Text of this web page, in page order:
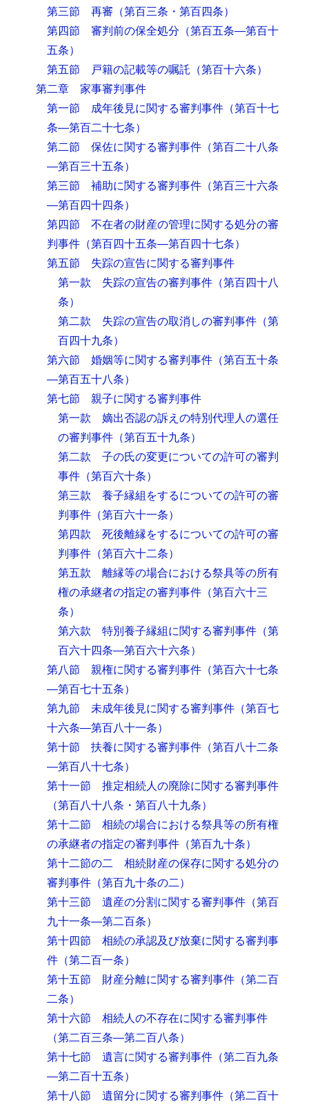
第三節 再審 （第百三条・第百四条）
第四節 審判前の保全処分 （第百五条―第百十
五条）
第五節 戸籍の記載等の嘱託 （第百十六条）
第二章 家事審判事件
第一節 成年後見に関する審判事件 （第百十七
条―第百二十七条）
第二節 保佐に関する審判事件 （第百二十八条
―第百三十五条）
第三節 補助に関する審判事件 （第百三十六条
―第百四十四条）
第四節 不在者の財産の管理に関する処分の審
判事件 （第百四十五条―第百四十七条）
第五節 失踪の宣告に関する審判事件
第一款 失踪の宣告の審判事件 （第百四十八
条）
第二款 失踪の宣告の取消しの審判事件 （第
百四十九条）
第六節 婚姻等に関する審判事件 （第百五十条
―第百五十八条）
第七節 親子に関する審判事件
第一款 嫡出否認の訴えの特別代理人の選任
の審判事件 （第百五十九条）
第二款 子の氏の変更についての許可の審判
事件 （第百六十条）
第三款 養子縁組をするについての許可の審
判事件 （第百六十一条）
第四款 死後離縁をするについての許可の審
判事件 （第百六十二条）
第五款 離縁等の場合における祭具等の所有
権の承継者の指定の審判事件 （第百六十三
条）
第六款 特別養子縁組に関する審判事件 （第
百六十四条―第百六十六条）
第八節 親権に関する審判事件 （第百六十七条
―第百七十五条）
第九節 未成年後見に関する審判事件 （第百七
十六条―第百八十一条）
第十節 扶養に関する審判事件 （第百八十二条
―第百八十七条）
第十一節 推定相続人の廃除に関する審判事件
（第百八十八条・第百八十九条）
第十二節 相続の場合における祭具等の所有権
の承継者の指定の審判事件 （第百九十条）
第十二節の二 相続財産の保存に関する処分の
審判事件 （第百九十条の二）
第十三節 遺産の分割に関する審判事件 （第百
九十一条―第二百条）
第十四節 相続の承認及び放棄に関する審判事
件 （第二百一条）
第十五節 財産分離に関する審判事件 （第二百
二条）
第十六節 相続人の不存在に関する審判事件
（第二百三条―第二百八条）
第十七節 遺言に関する審判事件 （第二百九条
―第二百十五条）
第十八節 遺留分に関する審判事件 （第二百十